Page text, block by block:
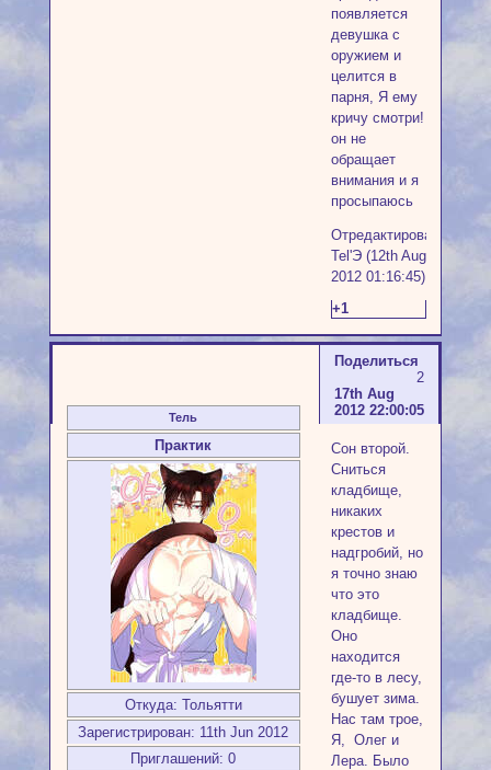
появляется
девушка с
оружием и
целится в
парня, Я ему
кричу смотри!
он не
обращает
внимания и я
просыпаюсь
Отредактировано
Tel'Э (12th Aug
2012 01:16:45)
+1
Поделиться
2
17th Aug
2012 22:00:05
Тель
Практик
Откуда: Тольятти
Зарегистрирован: 11th Jun 2012
Приглашений: 0
Сон второй.
Сниться
кладбище,
никаких
крестов и
надгробий, но
я точно знаю
что это
кладбище.
Оно
находится
где-то в лесу,
бушует зима.
Нас там трое,
Я, Олег и
Лера. Было